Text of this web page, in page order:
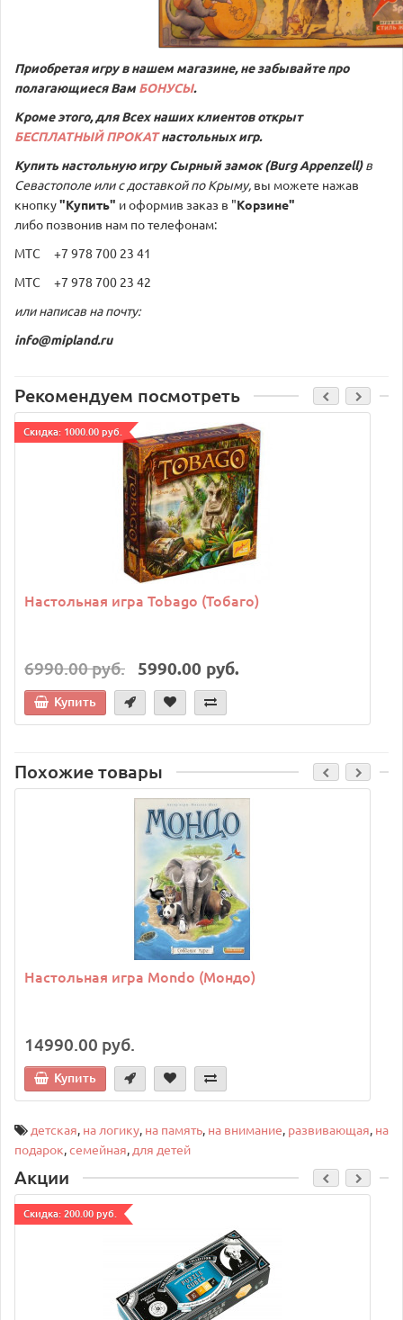
Приобретая игру в нашем магазине, не забывайте про
полагающиеся Вам БОНУСЫ.
Кроме этого, для Всех наших клиентов открыт
БЕСПЛАТНЫЙ ПРОКАТнастольных игр.
Купить настольную игру Сырный замок (Burg Appenzell) в
Севастополе или с доставкой по Крыму, вы можете нажав
кнопку"Купить" и оформив заказ в "Корзине"
либо позвонив нам по телефонам:
МТС +7 978 700 23 41
МТС +7 978 700 23 42
или написав на почту:
info@mipland.ru
Рекомендуем посмотреть
Cкидка: 1000.00 руб.
Настольная игра Tobago (Тобаго)
6990.00 руб. 5990.00 руб.
Купить
Похожие товары
Настольная игра Mondo (Мондо)
14990.00 руб.
Купить
детская, на логику, на память, на внимание, развивающая, на
подарок,семейная, для детей
Акции
Cкидка: 200.00 руб.